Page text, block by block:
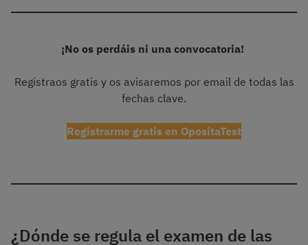
¡No os perdáis ni una convocatoria!
Registraos gratis y os avisaremos por email de todas las
fechas clave.
Registrarme gratis en OpositaTest
¿Dónde se regula el examen de las